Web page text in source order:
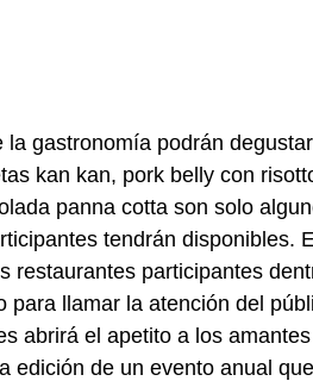
la gastronomía podrán
kan kan, pork belly con
panna cotta son solo
tendrán disponibles.
restaurantes participantes
para llamar la atención del
abrirá el apetito a los
edición de un evento anual